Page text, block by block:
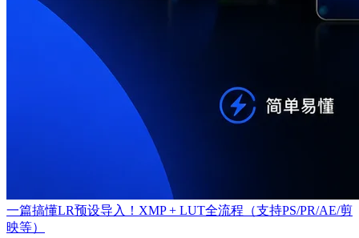
一篇搞懂LR预设导入！XMP + LUT全流程（支持PS/PR/AE/剪
映等）